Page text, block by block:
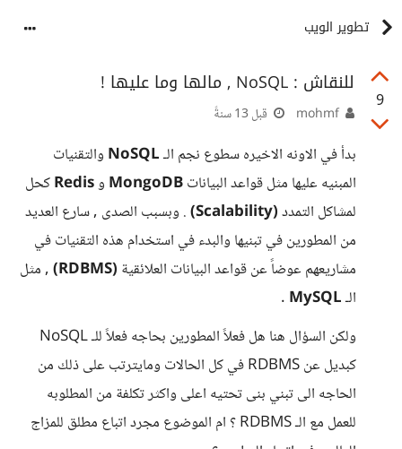
تطوير الويب
9
للنقاش : NoSQL , مالها وما عليها !
قبل 13 سنةً
بدأ في الاونه الاخيره سطوع نجم الـNoSQL والتقنيات
المبنيه عليها مثل قواعد البياناتMongoDB وRedisكحل
لمشاكل التمدد(Scalability)
. وبسبب الصدى , سارع العديد
من المطورين في تبنيها والبدء في استخدام هذه التقنيات في
مشاريعهم عوضاً عن قواعد البيانات العلائقية (RDBMS)
, مثل
الـMySQL
.
ولكن السؤال هنا هل فعلاً المطورين بحاجه فعلاً للـ NoSQL
كبديل عن RDBMS في كل الحالات ومايترتب على ذلك من
الحاجه الى تبني بنى تحتيه اعلى واكثر تكلفة من المطلوبه
للعمل مع الـ RDBMS ؟ ام الموضوع مجرد اتباع مطلق للمزاج